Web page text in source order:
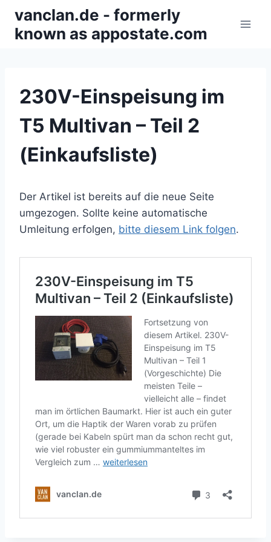
Inhalt
springen
vanclan.de - formerly
known as appostate.com
230V-Einspeisung im
T5 Multivan – Teil 2
(Einkaufsliste)
Der Artikel ist bereits auf die neue Seite
umgezogen. Sollte keine automatische
Umleitung erfolgen, bitte diesem Link folgen.